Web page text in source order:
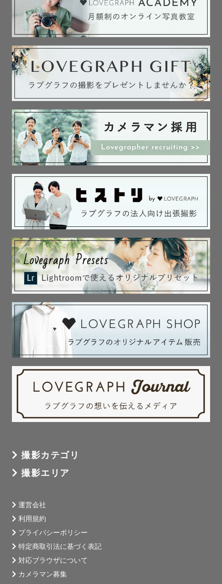
かしさにふけったり。
年を経るごとに薄れていってしまう身近な人たちとの思い
出は、いつも写真がつないでくれました。
写真があるから人と人がつながっていられる。
写真があるから過去の記憶と思い出が未来までずっとつな
がっていく。
ゲスト様にも写真でその温かい気持ちを実感してもらいた
い。そんな想いで撮影をしています。
大切な人との
大切な時間を
大切な思い出として
ずっと残していけるような写真を一緒に撮りましょう！
みなさんとお会いできるのを楽しみにしています✨
【お問い合わせ✉️】
撮影についてご相談がある方は「公式LINEで問い合わせ
る」より私までご連絡ください。
予定が×の場合でも撮影をお受けできるときもありますので
一度ご相談ください。
撮影場所によって往復3000円を超える交通費が発生する場
合は事前に相談させていただきます。
まずはお気軽にお問い合わせくださいね☺️
撮影カテゴリ
撮影エリア
運営会社
利用規約
プライバシーポリシー
特定商取引法に基づく表記
対応ブラウザについて
カメラマン募集